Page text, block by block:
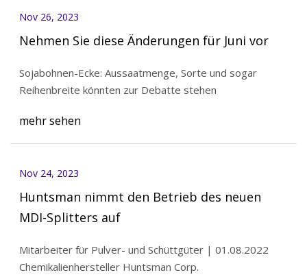
Nov 26, 2023
Nehmen Sie diese Änderungen für Juni vor
Sojabohnen-Ecke: Aussaatmenge, Sorte und sogar
Reihenbreite könnten zur Debatte stehen
mehr sehen
Nov 24, 2023
Huntsman nimmt den Betrieb des neuen
MDI-Splitters auf
Mitarbeiter für Pulver- und Schüttgüter | 01.08.2022
Chemikalienhersteller Huntsman Corp.